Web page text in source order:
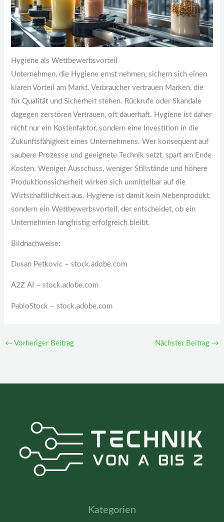
Hygiene als Wettbewerbsvorteil
Unternehmen, die Hygiene ernst nehmen, sichern sich einen
klaren Vorteil am Markt. Verbraucher vertrauen Marken, die
für Qualität und Sicherheit stehen. Rückrufe oder Skandale
dagegen zerstören Vertrauen, oft dauerhaft. Hygiene ist daher
nicht nur ein Kostenfaktor, sondern eine Investition in die
Zukunftsfähigkeit eines Unternehmens. Wer konsequent auf
saubere Prozesse und geeignete Technik setzt, spart am Ende
Kosten. Weniger Ausschuss, weniger Stillstände und höhere
Produktionssicherheit wirken sich unmittelbar auf die
Wirtschaftlichkeit aus. Hygiene ist damit kein Nebenprodukt,
sondern ein Wettbewerbsvorteil, der entscheidet, ob ein
Unternehmen langfristig erfolgreich bleibt.
Bildnachweise:
Dusan Petkovic – stock.adobe.com
A2Z AI – stock.adobe.com
PabloStock – stock.adobe.com
← Vorheriger Beitrag Nächster Beitrag →
Kategorien